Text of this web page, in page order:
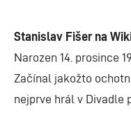
Stanislav Fišer na
Narozen 14. prosince
Začínal jakožto
nejprve hrál v Divadle